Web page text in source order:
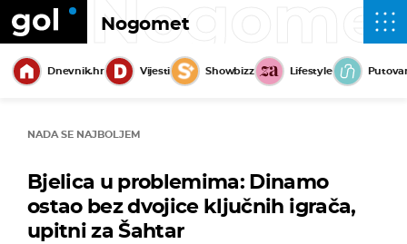
Nogomet
Dnevnik.hr Vijesti Showbizz Lifestyle
NADA SE NAJBOLJEM
Bjelica u problemima: Dinamo
ostao bez dvojice ključnih igrača,
upitni za Šahtar